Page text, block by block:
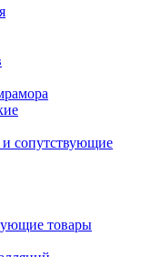
сопутствующие
товары